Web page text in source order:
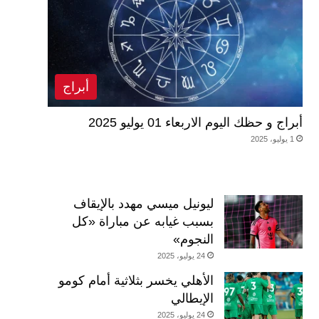
أبراج
أبراج و حظك اليوم الاربعاء 01 يوليو 2025
1 يوليو، 2025
ليونيل ميسي مهدد بالإيقاف
بسبب غيابه عن مباراة «كل
النجوم»
24 يوليو، 2025
الأهلي يخسر بثلاثية أمام كومو
الإيطالي
24 يوليو، 2025